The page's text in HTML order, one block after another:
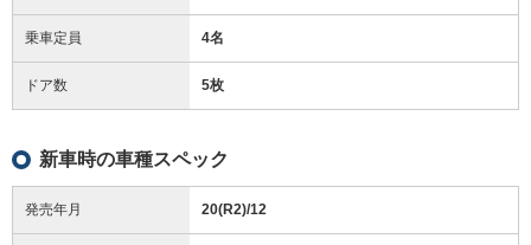
乗車定員 4名
ドア数 5枚
新車時の車種スペック
発売年月 20(R2)/12